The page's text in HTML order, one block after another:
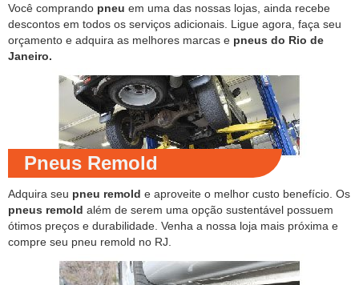
Você comprando pneu em uma das nossas lojas, ainda recebe
descontos em todos os serviços adicionais. Ligue agora, faça seu
orçamento e adquira as melhores marcas e pneus do Rio de
Janeiro.
Pneus Remold
Adquira seu pneu remold e aproveite o melhor custo benefício. Os
pneus remold além de serem uma opção sustentável possuem
ótimos preços e durabilidade. Venha a nossa loja mais próxima e
compre seu pneu remold no RJ.